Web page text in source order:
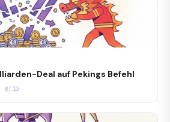
Deal auf Pekings Befehl
8/10